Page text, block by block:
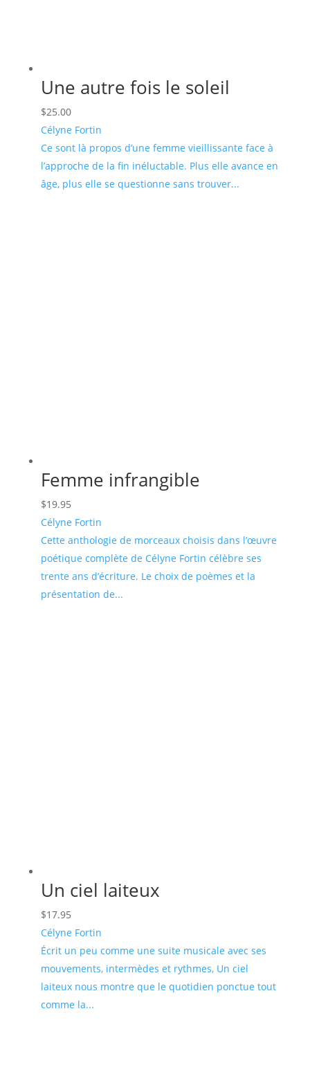
Une autre fois le soleil
$25.00
Célyne Fortin
Ce sont là propos d’une femme vieillissante face à
l’approche de la fin inéluctable. Plus elle avance en
âge, plus elle se questionne sans trouver...
Femme infrangible
$19.95
Célyne Fortin
Cette anthologie de morceaux choisis dans l’œuvre
poétique complète de Célyne Fortin célèbre ses
trente ans d’écriture. Le choix de poèmes et la
présentation de...
Un ciel laiteux
$17.95
Célyne Fortin
Écrit un peu comme une suite musicale avec ses
mouvements, intermèdes et rythmes, Un ciel
laiteux nous montre que le quotidien ponctue tout
comme la...